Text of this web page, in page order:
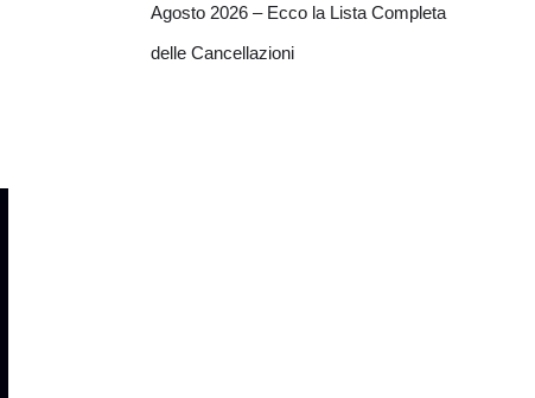
Agosto 2026 – Ecco la Lista Completa
delle Cancellazioni